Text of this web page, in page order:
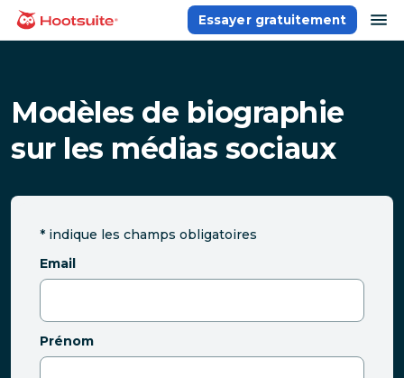
Aller
Accueil
Essayer gratuitement
Modèles de biographie
sur les médias sociaux
* indique les champs obligatoires
Email
Prénom